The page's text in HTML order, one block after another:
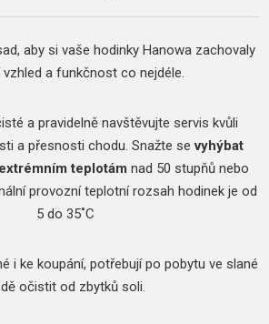
aby si vaše hodinky Hanowa zachovaly
a funkčnost co nejdéle.
a pravidelně navštěvujte servis kvůli
a přesnosti chodu. Snažte sevyhýbat
teplotám nad 50 stupňů nebo
provozní teplotní rozsah hodinek je od
5 do 35˚C
i ke koupání, potřebují po pobytu ve slané
očistit od zbytků soli.